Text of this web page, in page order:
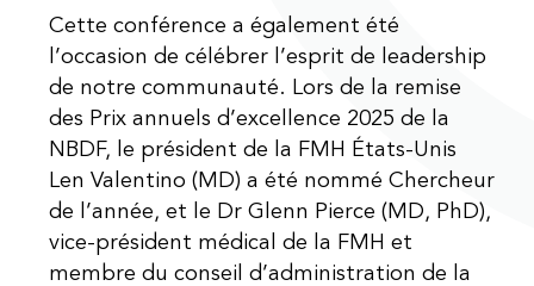
Cette conférence a également été
l’occasion de célébrer l’esprit de leadership
de notre communauté. Lors de la remise
des Prix annuels d’excellence 2025 de la
NBDF, le président de la FMH États-Unis
Len Valentino (MD) a été nommé Chercheur
de l’année, et le Dr Glenn Pierce (MD, PhD),
vice-président médical de la FMH et
membre du conseil d’administration de la